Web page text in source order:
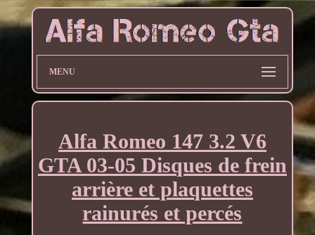
MENU
Alfa Romeo 147 3.2 V6
GTA 03-05 Disques de frein
arrière et plaquettes
rainurés et percés